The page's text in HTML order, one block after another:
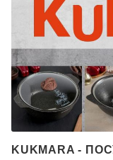
KUKMARA -